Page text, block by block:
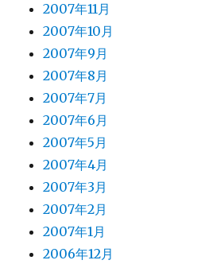
2007年11月
2007年10月
2007年9月
2007年8月
2007年7月
2007年6月
2007年5月
2007年4月
2007年3月
2007年2月
2007年1月
2006年12月